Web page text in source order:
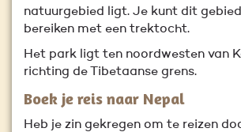
natuurgebied ligt. Je kunt dit
bereiken met een trektocht.
Het park ligt ten noordwesten van
richting de Tibetaanse grens.
Boek je reis naar Nepal
Heb je zin gekregen om te reizen